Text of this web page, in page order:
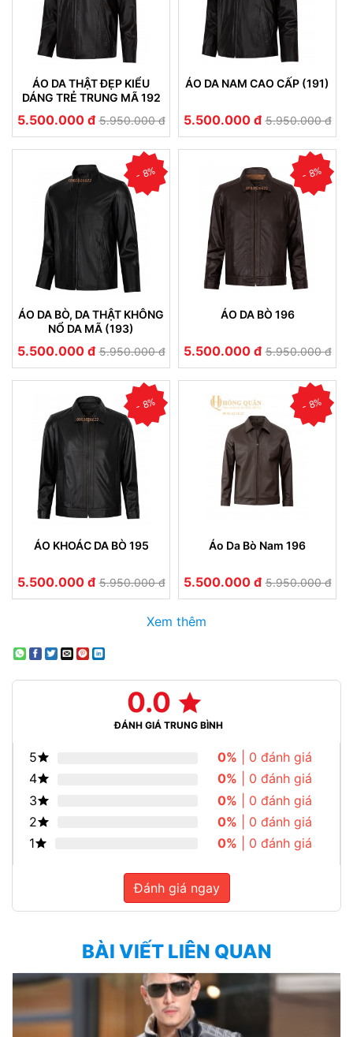
ÁO DA THẬT ĐẸP KIỂU
DÁNG TRẺ TRUNG MÃ 192
5.500.000 đ 5.950.000 đ
ÁO DA NAM CAO CẤP (191)
5.500.000 đ 5.950.000 đ
- 8%
ÁO DA BÒ, DA THẬT KHÔNG
NỔ DA MÃ (193)
5.500.000 đ 5.950.000 đ
- 8%
ÁO DA BÒ 196
5.500.000 đ 5.950.000 đ
- 8%
ÁO KHOÁC DA BÒ 195
5.500.000 đ 5.950.000 đ
- 8%
Áo Da Bò Nam 196
5.500.000 đ 5.950.000 đ
Xem thêm
0.0
ĐÁNH GIÁ TRUNG BÌNH
5 0% | 0 đánh giá
4
0% | 0 đánh giá
3
0% | 0 đánh giá
2
0% | 0 đánh giá
1
0% | 0 đánh giá
Đánh giá ngay
BÀI VIẾT LIÊN QUAN